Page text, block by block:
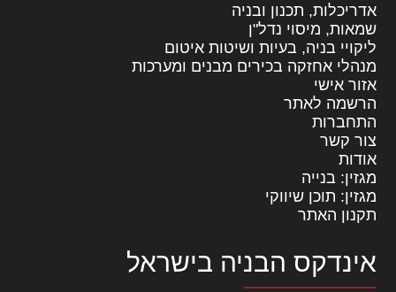
אדריכלות, תכנון ובניה
שמאות, מיסוי נדל"ן
ליקויי בניה, בעיות ושיטות איטום
מנהלי אחזקה בכירים מבנים ומערכות
אזור אישי
הרשמה לאתר
התחברות
צור קשר
אודות
מגזין: בנייה
מגזין: תוכן שיווקי
תקנון האתר
אינדקס הבניה בישראל